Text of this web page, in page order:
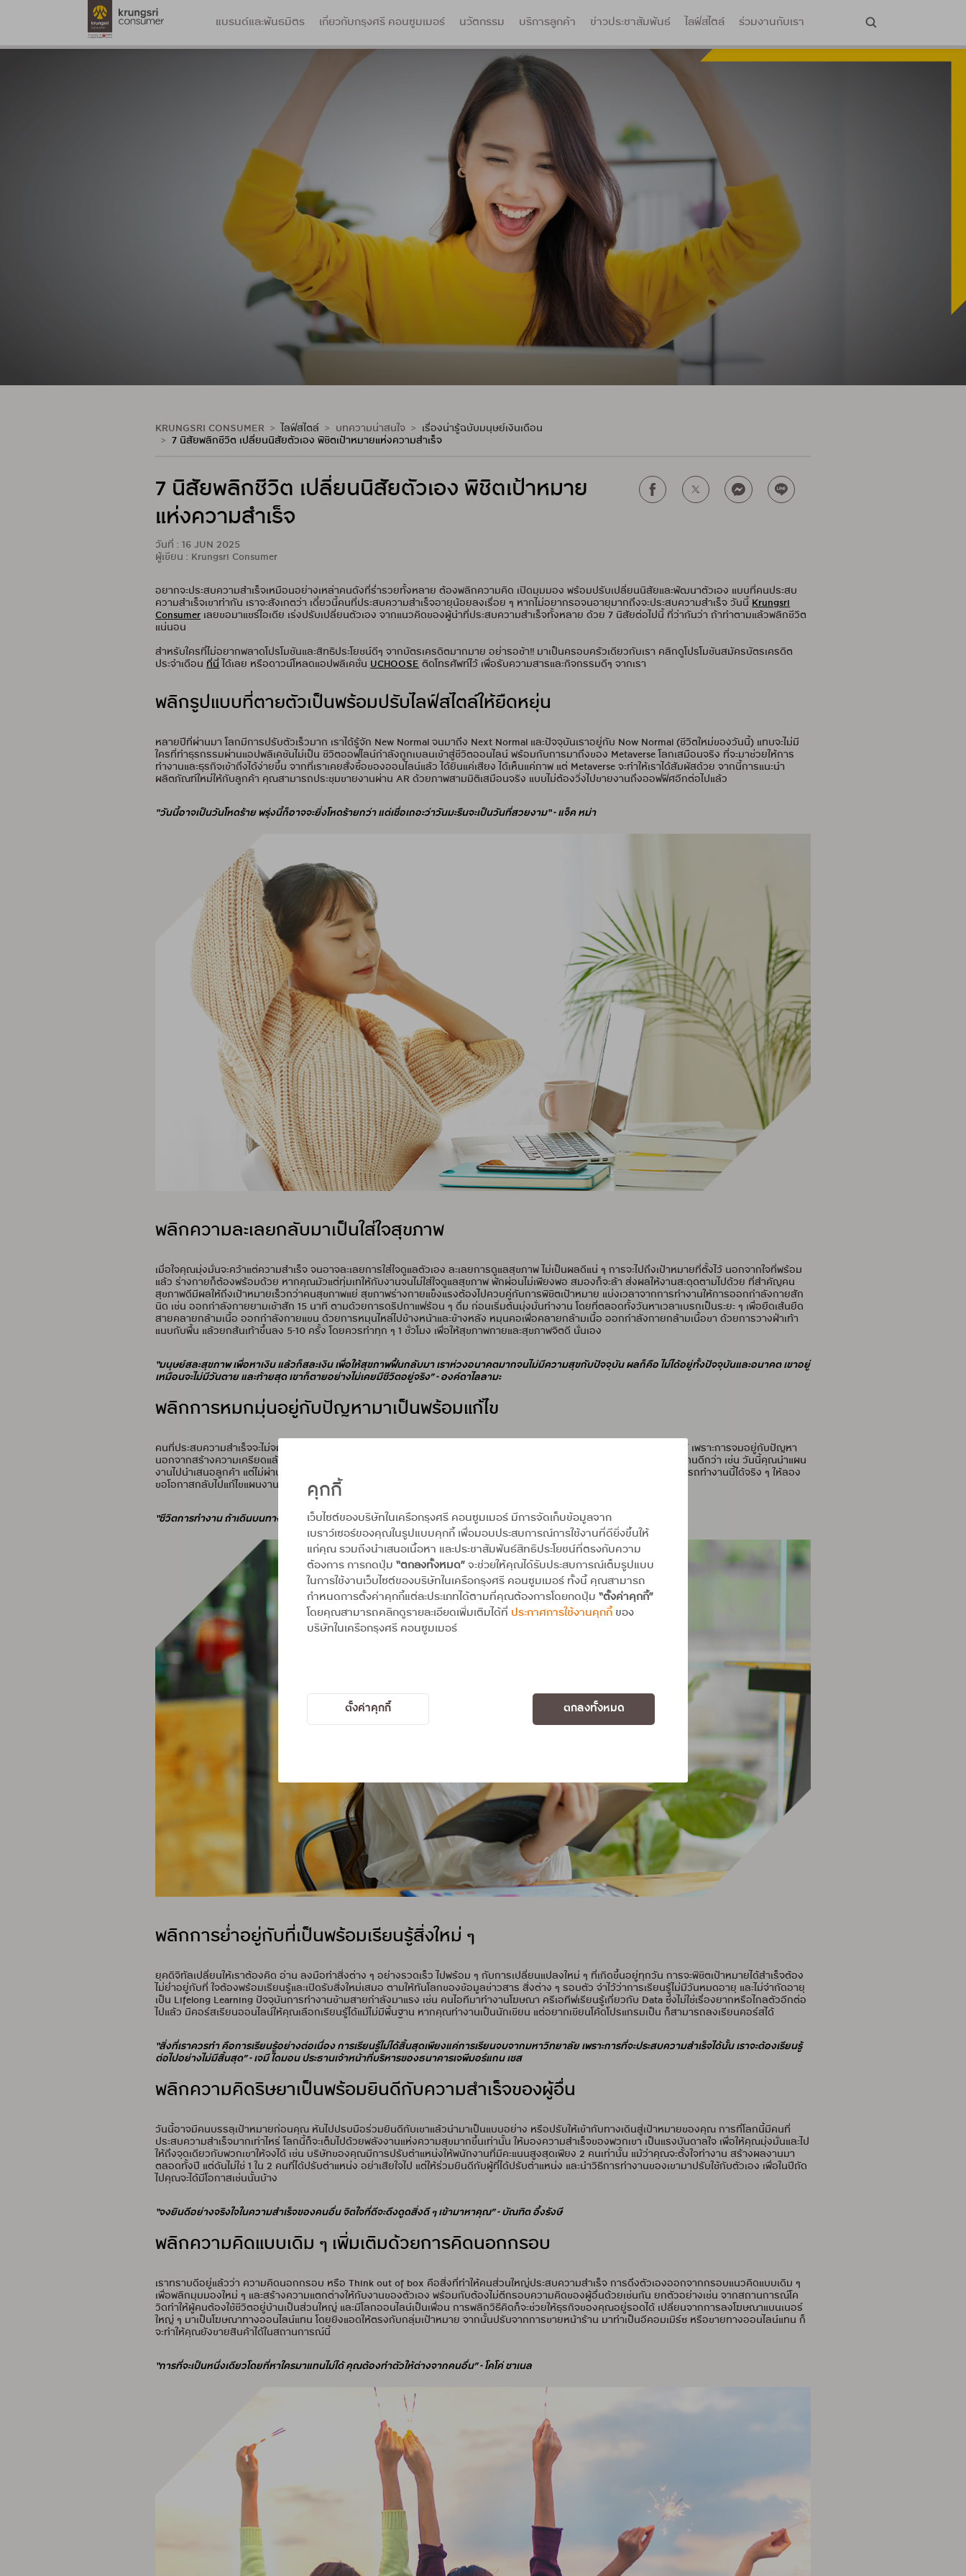
คุกกี้
เว็บไซต์ของบริษัทในเครือกรุงศรี คอนซูมเมอร์ มีการจัดเก็บข้อมูลจาก
เบราว์เซอร์ของคุณในรูปแบบคุกกี้ เพื่อมอบประสบการณ์การใช้งานที่ดียิ่งขึ้นให้
แก่คุณ รวมถึงนำเสนอเนื้อหา และประชาสัมพันธ์สิทธิประโยชน์ที่ตรงกับความ
ต้องการ การกดปุ่ม “ตกลงทั้งหมด”จะช่วยให้คุณได้รับประสบการณ์เต็มรูปแบบ
ในการใช้งานเว็บไซต์ของบริษัทในเครือกรุงศรี คอนซูมเมอร์ ทั้งนี้ คุณสามารถ
กำหนดการตั้งค่าคุกกี้แต่ละประเภทได้ตามที่คุณต้องการโดยกดปุ่ม “ตั้งค่าคุกกี้”
โดยคุณสามารถคลิกดูรายละเอียดเพิ่มเติมได้ที่ ประกาศการใช้งานคุกกี้ของ
บริษัทในเครือกรุงศรี คอนซูมเมอร์
ตั้งค่าคุกกี้ ตกลงทั้งหมด
แบรนด์และพันธมิตร เกี่ยวกับกรุงศรี คอนซูมเมอร์ นวัตกรรม บริการลูกค้า ข่าวประชาสัมพันธ์ ไลฟ์สไตล์ ร่วมงานกับเรา
KRUNGSRI CONSUMER ไลฟ์สไตล์ บทความน่าสนใจ
เรื่องน่ารู้ฉบับมนุษย์เงินเดือน
7 นิสัยพลิกชีวิต เปลี่ยนนิสัยตัวเอง พิชิตเป้าหมายแห่งความสำเร็จ
7 นิสัยพลิกชีวิต เปลี่ยนนิสัยตัวเอง พิชิตเป้าหมาย
แห่งความสำเร็จ
วันที่ : 16 JUN 2025
ผู้เขียน : Krungsri Consumer
อยากจะประสบความสำเร็จเหมือนอย่างเหล่าคนดังที่ร่ำรวยทั้งหลาย ต้องพลิกความคิด เปิดมุมมอง พร้อมปรับเปลี่ยนนิสัยและพัฒนาตัวเอง แบบที่คนประสบ
ความสำเร็จเขาทำกัน เราจะสังเกตว่า เดี๋ยวนี้คนที่ประสบความสำเร็จอายุน้อยลงเรื่อย ๆ หากไม่อยากรอจนอายุมากถึงจะประสบความสำเร็จ วันนี้Krungsri
Consumerเลยขอมาแชร์ไอเดีย เร่งปรับเปลี่ยนตัวเอง จากแนวคิดของผู้นำที่ประสบความสำเร็จทั้งหลาย ด้วย 7 นิสัยต่อไปนี้ ที่ว่ากันว่า ถ้าทำตามแล้วพลิกชีวิต
แน่นอน
สำหรับใครที่ไม่อยากพลาดโปรโมชันและสิทธิประโยชน์ดีๆ จากบัตรเครดิตมากมาย อย่ารอช้า!! มาเป็นครอบครัวเดียวกับเรา คลิกดูโปรโมชันสมัครบัตรเครดิต
ประจำเดือนที่นี่ได้เลย หรือดาวน์โหลดแอปพลิเคชั่นUCHOOSEติดโทรศัพท์ไว้ เพื่อรับความสารและกิจกรรมดีๆ จากเรา
พลิกรูปแบบที่ตายตัวเป็นพร้อมปรับไลฟ์สไตล์ให้ยืดหยุ่น
หลายปีที่ผ่านมา โลกมีการปรับตัวเร็วมาก เราได้รู้จัก New Normal จนมาถึง Next Normal และปัจจุบันเราอยู่กับ Now Normal (ชีวิตใหม่ของวันนี้) แทบจะไม่มี
ใครที่ทำธุรกรรมผ่านแอปพลิเคชันไม่เป็น ชีวิตออฟไลน์กำลังถูกเบลนเข้าสู่ชีวิตออนไลน์ พร้อมกับการมาถึงของ Metaverse โลกเสมือนจริง ที่จะมาช่วยให้การ
ทำงานและธุรกิจเข้าถึงได้ง่ายขึ้น จากที่เราเคยสั่งซื้อของออนไลน์แล้ว ได้ยินแค่เสียง ได้เห็นแค่ภาพ แต่ Metaverse จะทำให้เราได้สัมผัสด้วย จากนี้การแนะนำ
ผลิตภัณฑ์ใหม่ให้กับลูกค้า คุณสามารถประชุมขายงานผ่าน AR ด้วยภาพสามมิติเสมือนจริง แบบไม่ต้องวิ่งไปขายงานถึงออฟฟิศอีกต่อไปแล้ว
"วันนี้อาจเป็นวันโหดร้าย พรุ่งนี้ก็อาจจะยิ่งโหดร้ายกว่า แต่เชื่อเถอะว่าวันมะรืนจะเป็นวันที่สวยงาม“ - แจ็ค หม่า
พลิกความละเลยกลับมาเป็นใส่ใจสุขภาพ
เมื่อใจคุณมุ่งมั่นจะคว้าแต่ความสำเร็จ จนอาจละเลยการใส่ใจดูแลตัวเอง ละเลยการดูแลสุขภาพ ไม่เป็นผลดีแน่ ๆ การจะไปถึงเป้าหมายที่ตั้งไว้ นอกจากใจที่พร้อม
แล้ว ร่างกายก็ต้องพร้อมด้วย หากคุณมัวแต่ทุ่มเทให้กับงานจนไม่ใส่ใจดูแลสุขภาพ พักผ่อนไม่เพียงพอ สมองก็จะล้า ส่งผลให้งานสะดุดตามไปด้วย ที่สำคัญคน
สุขภาพดีมีผลให้ถึงเป้าหมายเร็วกว่าคนสุขภาพแย่ สุขภาพร่างกายแข็งแรงต้องไปควบคู่กับการพิชิตเป้าหมาย แบ่งเวลาจากการทำงานให้การออกกำลังกายสัก
นิด เช่น ออกกำลังกายยามเช้าสัก 15 นาที ตามด้วยการดริปกาแฟร้อน ๆ ดื่ม ก่อนเริ่มต้นมุ่งมั่นทำงาน โดยที่ตลอดทั้งวันหาเวลาเบรกเป็นระยะ ๆ เพื่อยืดเส้นยืด
สายคลายกล้ามเนื้อ ออกกำลังกายแขน ด้วยการหมุนไหล่ไปข้างหน้าและข้างหลัง หมุนคอเพื่อคลายกล้ามเนื้อ ออกกำลังกายกล้ามเนื้อขา ด้วยการวางฝ่าเท้า
แนบกับพื้น แล้วยกส้นเท้าขึ้นลง 5-10 ครั้ง โดยควรทำทุก ๆ 1 ชั่วโมง เพื่อให้สุขภาพกายและสุขภาพจิตดี นั่นเอง
“มนุษย์สละสุขภาพ เพื่อหาเงิน แล้วก็สละเงิน เพื่อให้สุขภาพฟื้นกลับมา เราห่วงอนาคตมากจนไม่มีความสุขกับปัจจุบัน ผลก็คือ ไม่ได้อยู่ทั้งปัจจุบันและอนาคต เขาอยู่
เหมือนจะไม่มีวันตาย และท้ายสุด เขาก็ตายอย่างไม่เคยมีชีวิตอยู่จริง” - องค์ดาไลลามะ
พลิกการหมกมุ่นอยู่กับปัญหามาเป็นพร้อมแก้ไข
คนที่ประสบความสำเร็จจะไม่จมอยู่กับปัญหานาน ๆ หรือไม่มองว่าเป็นปัญหา แต่เป็นอุปสรรคชนิดหนึ่งที่ต้องก้าวข้ามผ่านมันไปให้ได้ เพราะการจมอยู่กับปัญหา
นอกจากสร้างความเครียดแล้ว ยังทำให้งานไม่เดินไปข้างหน้า ฉะนั้น แทนที่จะหมกมุ่นกับปัญหา เปลี่ยนไปโฟกัสวิธีแก้ปัญหาใหม่ ๆ แทนดีกว่า เช่น วันนี้คุณนำแผน
งานไปนำเสนอลูกค้า แต่ไม่ผ่าน ทั้งที่คุณตั้งใจทำมาอย่างดี ไม่ผิดที่คุณจะรู้สึกผิดหวัง แต่ให้รีบดึงตัวเองกลับมา หากยังคิดว่า สามารถทำงานนี้ได้จริง ๆ ให้ลอง
ขอโอกาสกลับไปแก้ไขแผนงานและนำเสนอใหม่อีกครั้ง
“ชีวิตการทำงาน ถ้าเดินบนทางเรียบ เราจะเรียนรู้แค่ระยะทาง แต่ถ้าปีนเขา เราจะได้ทั้งระยะทางและความสูง สูง” - นิรุตติ์ ศิริจรรยา
พลิกการย่ำอยู่กับที่เป็นพร้อมเรียนรู้สิ่งใหม่ ๆ
ยุคดิจิทัลเปลี่ยนให้เราต้องคิด อ่าน ลงมือทำสิ่งต่าง ๆ อย่างรวดเร็ว ไปพร้อม ๆ กับการเปลี่ยนแปลงใหม่ ๆ ที่เกิดขึ้นอยู่ทุกวัน การจะพิชิตเป้าหมายได้สำเร็จต้อง
ไม่ย่ำอยู่กับที่ ใจต้องพร้อมเรียนรู้และเปิดรับสิ่งใหม่เสมอ ตามให้ทันโลกของข้อมูลข่าวสาร สิ่งต่าง ๆ รอบตัว จำไว้ว่าการเรียนรู้ไม่มีวันหมดอายุ และไม่จำกัดอายุ
เป็น Lifelong Learning ปัจจุบันการทำงานข้ามสายกำลังมาแรง เช่น คนไอทีมาทำงานโฆษณา ครีเอทีฟเรียนรู้เกี่ยวกับ Data ซึ่งไม่ใช่เรื่องยากหรือไกลตัวอีกต่อ
ไปแล้ว มีคอร์สเรียนออนไลน์ให้คุณเลือกเรียนรู้ได้แม้ไม่มีพื้นฐาน หากคุณทำงานเป็นนักเขียน แต่อยากเขียนโค้ดโปรแกรมเป็น ก็สามารถลงเรียนคอร์สได้
“สิ่งที่เราควรทำ คือการเรียนรู้อย่างต่อเนื่อง การเรียนรู้ไม่ได้สิ้นสุดเพียงแค่การเรียนจบจากมหาวิทยาลัย เพราะการที่จะประสบความสำเร็จได้นั้น เราจะต้องเรียนรู้
ต่อไปอย่างไม่มีสิ้นสุด” - เจมี ไดมอน ประธานเจ้าหน้าที่บริหารของธนาคารเจพีมอร์แกน เชส
พลิกความคิดริษยาเป็นพร้อมยินดีกับความสำเร็จของผู้อื่น
วันนี้อาจมีคนบรรลุเป้าหมายก่อนคุณ หันไปปรบมือร่วมยินดีกับเขาแล้วนำมาเป็นแบบอย่าง หรือปรับให้เข้ากับทางเดินสู่เป้าหมายของคุณ การที่โลกนี้มีคนที่
ประสบความสำเร็จมากเท่าไหร่ โลกนี้ก็จะเต็มไปด้วยพลังงานแห่งความสุขมากขึ้นเท่านั้น ให้มองความสำเร็จของพวกเขา เป็นแรงบันดาลใจ เพื่อให้คุณมุ่งมั่นและไป
ให้ถึงจุดเดียวกับพวกเขาให้จงได้ เช่น บริษัทของคุณมีการปรับตำแหน่งให้พนักงานที่มีคะแนนสูงสุดเพียง 2 คนเท่านั้น แม้ว่าคุณจะตั้งใจทำงาน สร้างผลงานมา
ตลอดทั้งปี แต่ดันไม่ใช่ 1 ใน 2 คนที่ได้ปรับตำแหน่ง อย่าเสียใจไป แต่ให้ร่วมยินดีกับผู้ที่ได้ปรับตำแหน่ง และนำวิธีการทำงานของเขามาปรับใช้กับตัวเอง เพื่อในปีถัด
ไปคุณจะได้มีโอกาสเช่นนั้นบ้าง
“จงยินดีอย่างจริงใจในความสำเร็จของคนอื่น จิตใจที่ดีจะดึงดูดสิ่งดี ๆ เข้ามาหาคุณ” - บัณฑิต อึ้งรังษี
พลิกความคิดแบบเดิม ๆ เพิ่มเติมด้วยการคิดนอกกรอบ
เราทราบดีอยู่แล้วว่า ความคิดนอกกรอบ หรือ Think out of box คือสิ่งที่ทำให้คนส่วนใหญ่ประสบความสำเร็จ การดึงตัวเองออกจากกรอบแนวคิดแบบเดิม ๆ
เพื่อพลิกมุมมองใหม่ ๆ และสร้างความแตกต่างให้กับงานของตัวเอง พร้อมกับต้องไม่ตีกรอบความคิดของผู้อื่นด้วยเช่นกัน ยกตัวอย่างเช่น จากสถานการณ์โค
วิดทำให้ผู้คนต้องใช้ชีวิตอยู่บ้านเป็นส่วนใหญ่ และมีโลกออนไลน์เป็นเพื่อน การพลิกวิธีคิดก็จะช่วยให้ธุรกิจของคุณอยู่รอดได้ เปลี่ยนจากการลงโฆษณาแบนเนอร์
ใหญ่ ๆ มาเป็นโฆษณาทางออนไลน์แทน โดยยิงแอดให้ตรงกับกลุ่มเป้าหมาย จากนั้นปรับจากการขายหน้าร้าน มาทำเป็นอีคอมเมิร์ซ หรือขายทางออนไลน์แทน ก็
จะทำให้คุณยังขายสินค้าได้ในสถานการณ์นี้
“การที่จะเป็นหนึ่งเดียวโดยที่หาใครมาแทนไม่ได้ คุณต้องทำตัวให้ต่างจากคนอื่น” - โคโค่ ชาเนล